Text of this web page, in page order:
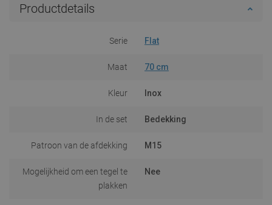
Productdetails
Serie Flat
Maat 70 cm
Kleur Inox
In de set Bedekking
Patroon van de afdekking M15
Mogelijkheid om een tegel te
plakken
Nee